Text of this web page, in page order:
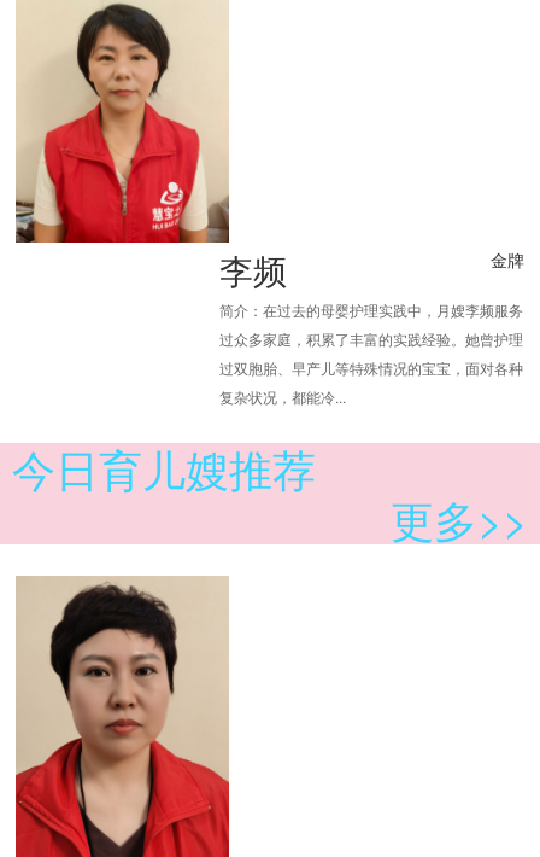
李频 金牌
简介：在过去的母婴护理实践中，月嫂李频服务
过众多家庭，积累了丰富的实践经验。她曾护理
过双胞胎、早产儿等特殊情况的宝宝，面对各种
复杂状况，都能冷...
今日育儿嫂推荐
更多>>